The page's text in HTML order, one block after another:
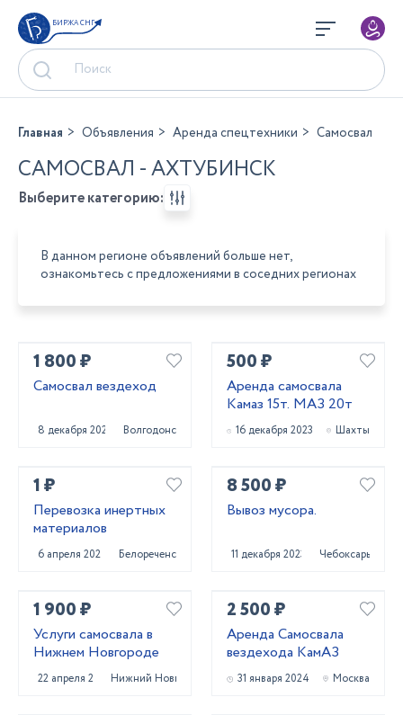
БИРЖА СНГ
Главная Объявления Аренда спецтехники Самосвал
САМОСВАЛ - АХТУБИНСК
Выберите категорию:
В данном регионе объявлений больше нет,
ознакомьтесь с предложениями в соседних регионах
1 800 ₽
Самосвал вездеход
8 декабря 2023 Волгодонск
500 ₽
Аренда самосвала
Камаз 15т. МАЗ 20т
16 декабря 2023 Шахты
1 ₽
Перевозка инертных
материалов
6 апреля 2023 Белореченск
8 500 ₽
Вывоз мусора.
11 декабря 2023 Чебоксары
1 900 ₽
Услуги самосвала в
Нижнем Новгороде
22 апреля 2022 Нижний Новгород
2 500 ₽
Аренда Самосвала
вездехода КамАЗ
31 января 2024 Москва